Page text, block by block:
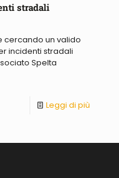
stradali
cercando un valido
incidenti stradali
Spelta
Leggi di più